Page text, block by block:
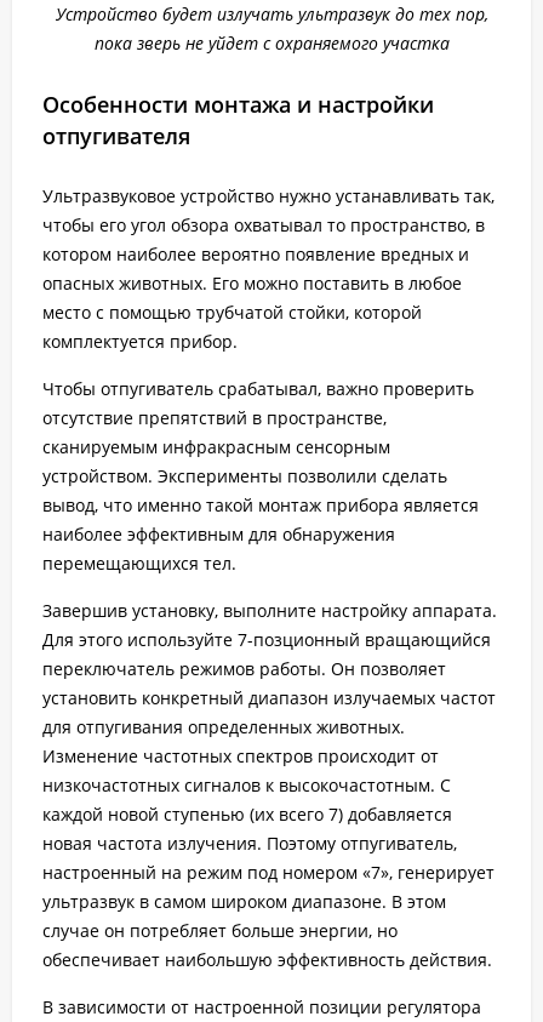
Устройство будет излучать ультразвук до тех пор,
пока зверь не уйдет с охраняемого участка
Особенности монтажа и настройки
отпугивателя
Ультразвуковое устройство нужно устанавливать так,
чтобы его угол обзора охватывал то пространство, в
котором наиболее вероятно появление вредных и
опасных животных. Его можно поставить в любое
место с помощью трубчатой стойки, которой
комплектуется прибор.
Чтобы отпугиватель срабатывал, важно проверить
отсутствие препятствий в пространстве,
сканируемым инфракрасным сенсорным
устройством. Эксперименты позволили сделать
вывод, что именно такой монтаж прибора является
наиболее эффективным для обнаружения
перемещающихся тел.
Завершив установку, выполните настройку аппарата.
Для этого используйте 7-позционный вращающийся
переключатель режимов работы. Он позволяет
установить конкретный диапазон излучаемых частот
для отпугивания определенных животных.
Изменение частотных спектров происходит от
низкочастотных сигналов к высокочастотным. С
каждой новой ступенью (их всего 7) добавляется
новая частота излучения. Поэтому отпугиватель,
настроенный на режим под номером «7», генерирует
ультразвук в самом широком диапазоне. В этом
случае он потребляет больше энергии, но
обеспечивает наибольшую эффективность действия.
В зависимости от настроенной позиции регулятора